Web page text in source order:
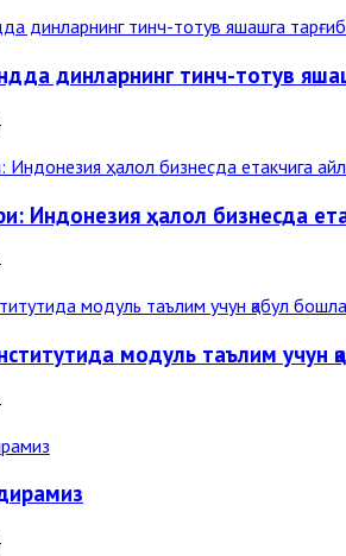
динларнинг тинч-тотув
Индонезия ҳалол бизнесда
модуль таълим учун